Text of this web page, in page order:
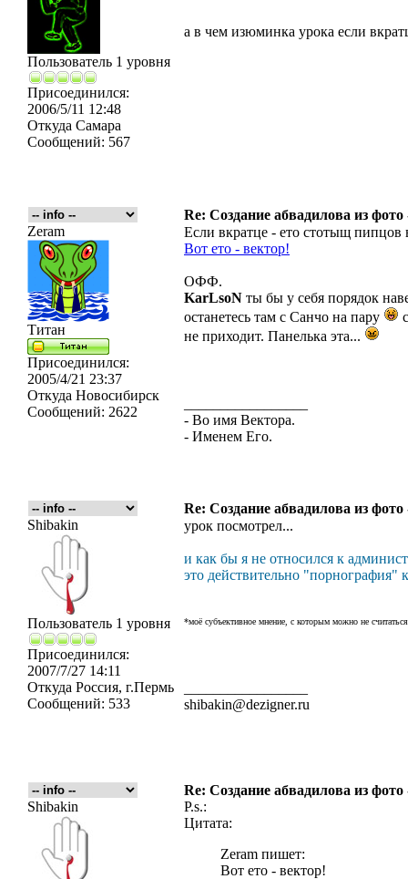
Пользователь 1 уровня
Присоединился:
2006/5/11 12:48
Откуда Самара
Сообщений: 567
а в чем изюминка урока если
Re: Создание абвадилова из
Zeram
Титан
Присоединился:
2005/4/21 23:37
Откуда Новосибирск
Сообщений: 2622
Если вкратце - ето стотыщ пипцов
Вот ето - вектор!
ОФФ.
KarLsoN ты бы у себя порядок
останетесь там с Санчо на пару
не приходит. Панелька эта...
- Во имя Вектора.
- Именем Его.
Re: Создание абвадилова из
Shibakin
Пользователь 1 уровня
Присоединился:
2007/7/27 14:11
Откуда Россия, г.Пермь
Сообщений: 533
урок посмотрел...
и как бы я не относился к
это действительно "порнография"
*моё субъективное мнение, с которым можно не считаться
shibakin@dezigner.ru
Re: Создание абвадилова из
Shibakin
P.s.:
Цитата:
Zeram пишет:
Вот ето - вектор!